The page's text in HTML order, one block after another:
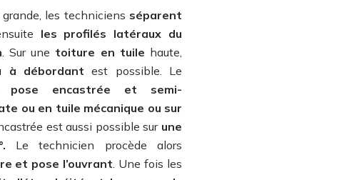
les techniciens séparent
les profilés latéraux du
. Sur une toiture en tuile haute,
à débordant est possible. Le
pose encastrée et semi-
ou en tuile mécanique ou sur
est aussi possible sur une
Le technicien procède alors
et pose l’ouvrant . Une fois les